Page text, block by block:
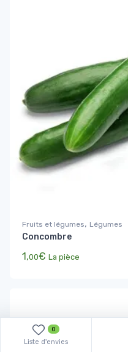
Fruits et légumes, Légumes
Concombre
1,00€ La pièce
0
Liste d'envies